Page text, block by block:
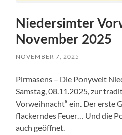
Niedersimter
November 2025
NOVEMBER 7, 2025
Pirmasens – Die Ponywelt
Samstag, 08.11.2025, zur
Vorweihnacht“ ein. Der erste
flackerndes Feuer… Und die
auch geöffnet.